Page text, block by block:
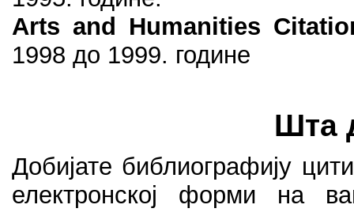
Arts and Humanities
1998 до 1999. године
Шта
Добијате библиографију
електронској форми на